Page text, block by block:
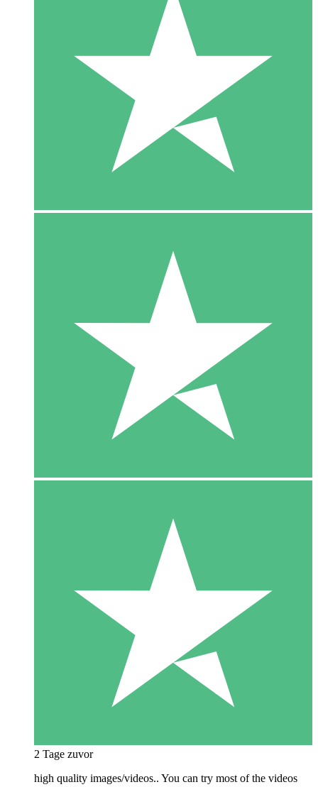
2 Tage zuvor
high quality images/videos.. You can try most of the videos